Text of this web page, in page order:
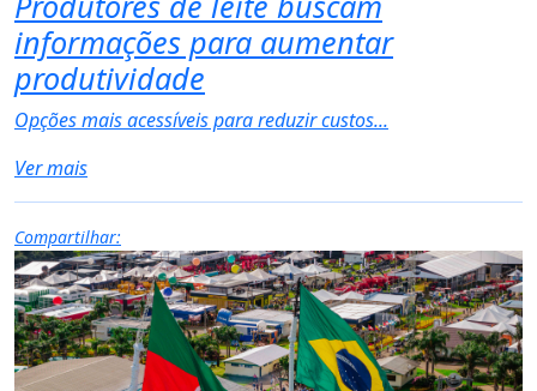
informações para aumentar
produtividade
Opções mais acessíveis para reduzir custos...
Ver mais
Compartilhar: